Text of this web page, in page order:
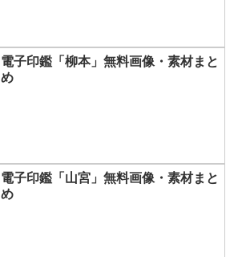
電子印鑑「柳本」無料画像・素材まと
め
電子印鑑「山宮」無料画像・素材まと
め